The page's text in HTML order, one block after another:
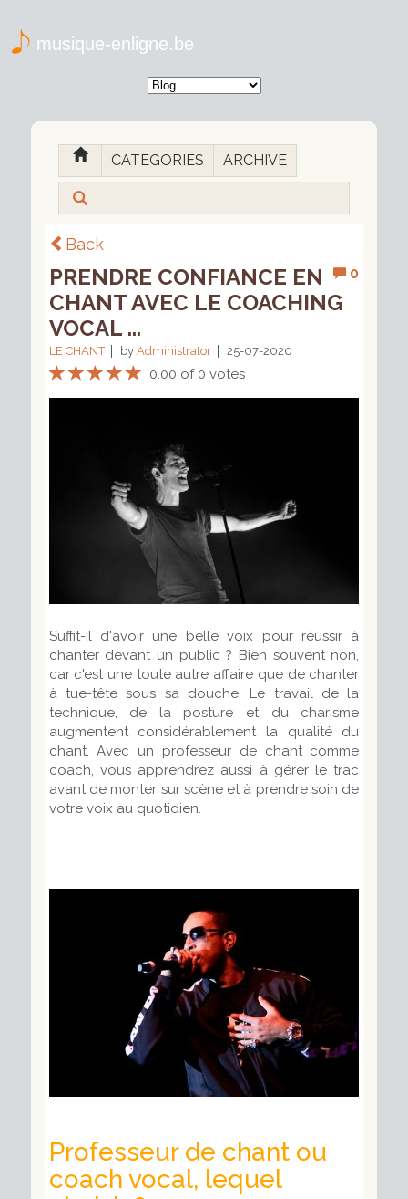
musique-enligne.be
CATEGORIES ARCHIVE
Back
0
PRENDRE CONFIANCE EN
CHANT AVEC LE COACHING
VOCAL ...
LE CHANT by Administrator 25-07-2020
0.00 of 0 votes
Suffit-il d'avoir une belle voix pour réussir à
chanter devant un public ? Bien souvent non,
car c'est une toute autre affaire que de chanter
à tue-tête sous sa douche. Le travail de la
technique, de la posture et du charisme
augmentent considérablement la qualité du
chant. Avec un professeur de chant comme
coach, vous apprendrez aussi à gérer le trac
avant de monter sur scène et à prendre soin de
votre voix au quotidien.
Professeur de chant ou
coach vocal, lequel